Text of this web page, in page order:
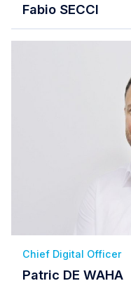
Fabio SECCI
Chief Digital Officer
Patric DE WAHA